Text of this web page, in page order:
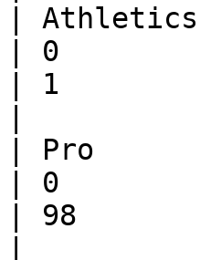
|
| 0
| 1
| Pro
| 0
| 98